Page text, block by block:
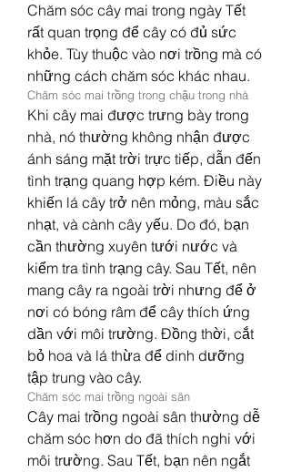
Chăm sóc cây mai trong ngày Tết
rất quan trọng để cây có đủ sức
khỏe. Tùy thuộc vào nơi trồng mà có
những cách chăm sóc khác nhau.
Chăm sóc mai trồng trong chậu trong nhà
Khi cây mai được trưng bày trong
nhà, nó thường không nhận được
ánh sáng mặt trời trực tiếp, dẫn đến
tình trạng quang hợp kém. Điều này
khiến lá cây trở nên mỏng, màu sắc
nhạt, và cành cây yếu. Do đó, bạn
cần thường xuyên tưới nước và
kiểm tra tình trạng cây. Sau Tết, nên
mang cây ra ngoài trời nhưng để ở
nơi có bóng râm để cây thích ứng
dần với môi trường. Đồng thời, cắt
bỏ hoa và lá thừa để dinh dưỡng
tập trung vào cây.
Chăm sóc mai trồng ngoài sân
Cây mai trồng ngoài sân thường dễ
chăm sóc hơn do đã thích nghi với
môi trường. Sau Tết, bạn nên ngắt